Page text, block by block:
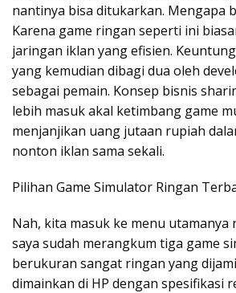
nantinya bisa ditukarkan. Mengapa
Karena game ringan seperti ini
jaringan iklan yang efisien.
yang kemudian dibagi dua oleh
sebagai pemain. Konsep bisnis
lebih masuk akal ketimbang game
menjanjikan uang jutaan rupiah
nonton iklan sama sekali.
Pilihan Game Simulator Ringan
Nah, kita masuk ke menu utamanya
saya sudah merangkum tiga game
berukuran sangat ringan yang
dimainkan di HP dengan spesifikasi